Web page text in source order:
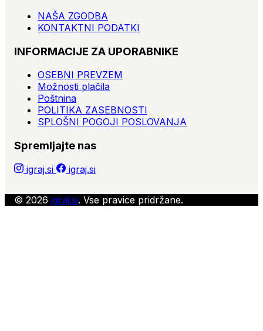
NAŠA ZGODBA
KONTAKTNI PODATKI
INFORMACIJE ZA UPORABNIKE
OSEBNI PREVZEM
Možnosti plačila
Poštnina
POLITIKA ZASEBNOSTI
SPLOŠNI POGOJI POSLOVANJA
Spremljajte nas
igraj.si igraj.si
© 2026 igraj.si. Vse pravice pridržane.